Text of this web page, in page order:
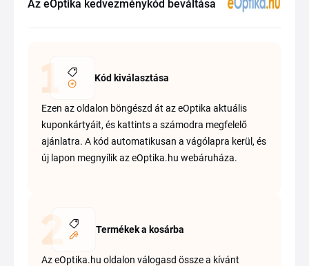
Az eOptika kedvezménykód beváltása
Kód kiválasztása
Ezen az oldalon böngészd át az eOptika aktuális
kuponkártyáit, és kattints a számodra megfelelő
ajánlatra. A kód automatikusan a vágólapra kerül, és
új lapon megnyílik az eOptika.hu webáruháza.
Termékek a kosárba
Az eOptika.hu oldalon válogasd össze a kívánt